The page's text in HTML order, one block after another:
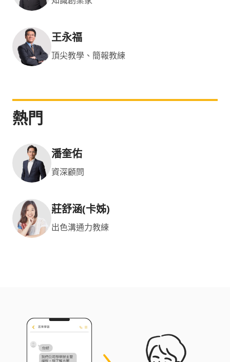
王永福
頂尖教學、簡報教練
熱門
潘奎佑
資深顧問
莊舒涵(卡姊)
出色溝通力教練